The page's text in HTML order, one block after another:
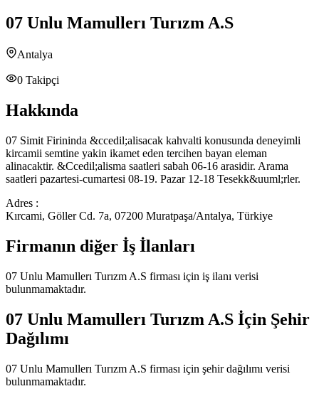
07 Unlu Mamullerı Turızm A.S
Antalya
0 Takipçi
Hakkında
07 Simit Firininda &ccedil;alisacak kahvalti konusunda deneyimli
kircamii semtine yakin ikamet eden tercihen bayan eleman
alinacaktir. &Ccedil;alisma saatleri sabah 06-16 arasidir. Arama
saatleri pazartesi-cumartesi 08-19. Pazar 12-18 Tesekk&uuml;rler.
Adres :
Kırcami, Göller Cd. 7a, 07200 Muratpaşa/Antalya, Türkiye
Firmanın diğer İş İlanları
07 Unlu Mamullerı Turızm A.S firması için iş ilanı verisi
bulunmamaktadır.
07 Unlu Mamullerı Turızm A.S İçin Şehir
Dağılımı
07 Unlu Mamullerı Turızm A.S firması için şehir dağılımı verisi
bulunmamaktadır.